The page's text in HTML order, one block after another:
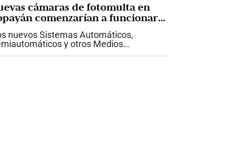
cámaras de fotomulta en
comenzarían a funcionar
de agosto
nuevos Sistemas Automáticos,
y otros Medios
para la Detección de